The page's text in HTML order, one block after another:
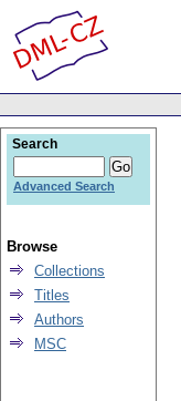
Search
Advanced Search
Browse
Collections
Titles
Authors
MSC